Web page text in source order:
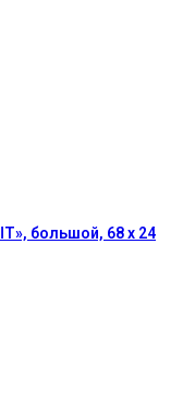
большой, 68 х 24